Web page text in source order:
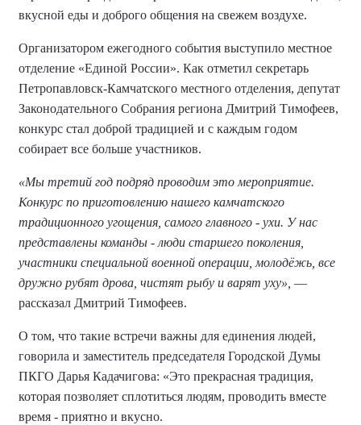
вкусной еды и доброго общения на свежем воздухе.
Организатором ежегодного события выступило местное
отделение «Единой России». Как отметил секретарь
Петропавловск-Камчатского местного отделения, депутат
Законодательного Собрания региона Дмитрий Тимофеев,
конкурс стал доброй традицией и с каждым годом
собирает все больше участников.
«Мы третий год подряд проводим это мероприятие.
Конкурс по приготовлению нашего камчатского
традиционного угощения, самого главного - ухи. У нас
представлены команды - люди старшего поколения,
участники специальной военной операции, молодёжь, все
дружно рубят дрова, чистят рыбу и варят уху», —
рассказал Дмитрий Тимофеев.
О том, что такие встречи важны для единения людей,
говорила и заместитель председателя Городской Думы
ПКГО Дарья Кадачигова: «Это прекрасная традиция,
которая позволяет сплотиться людям, проводить вместе
время - приятно и вкусно.